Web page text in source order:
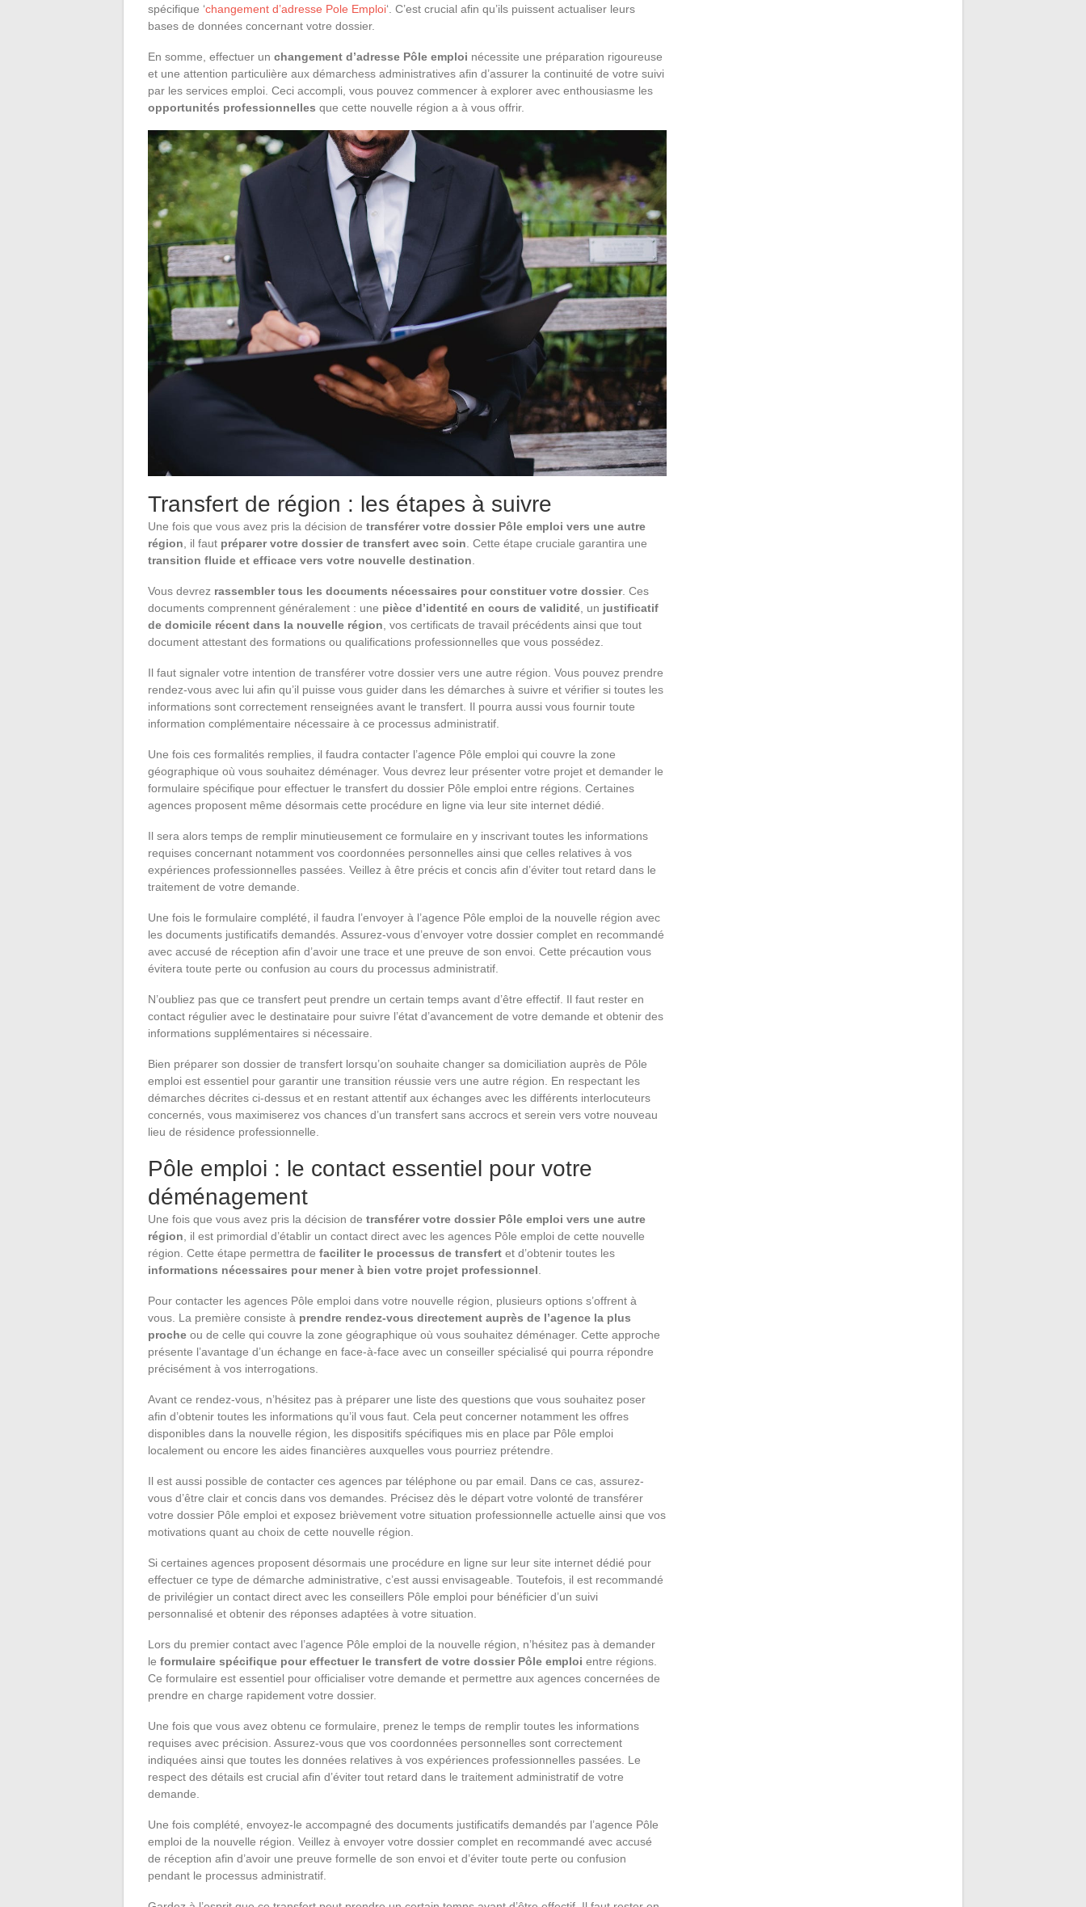
spécifique ‘changement d’adresse Pole Emploi‘. C’est crucial afin qu’ils puissent actualiser leurs
bases de données concernant votre dossier.
En somme, effectuer un changement d’adresse Pôle emploi nécessite une préparation rigoureuse
et une attention particulière aux démarchess administratives afin d’assurer la continuité de votre suivi
par les services emploi. Ceci accompli, vous pouvez commencer à explorer avec enthousiasme les
opportunités professionnelles que cette nouvelle région a à vous offrir.
Transfert de région : les étapes à suivre
Une fois que vous avez pris la décision de transférer votre dossier Pôle emploi vers une autre
région , il faut préparer votre dossier de transfert avec soin . Cette étape cruciale garantira une
transition fluide et efficace vers votre nouvelle destination
Vous devrez rassembler tous les documents nécessaires pour constituer votre dossier. Ces
documents comprennent généralement : une pièce d’identité en cours de validité , un justificatif
de domicile récent dans la nouvelle région , vos certificats de travail précédents ainsi que tout
document attestant des formations ou qualifications professionnelles que vous possédez.
Il faut signaler votre intention de transférer votre dossier vers une autre région. Vous pouvez prendre
rendez-vous avec lui afin qu’il puisse vous guider dans les démarches à suivre et vérifier si toutes les
informations sont correctement renseignées avant le transfert. Il pourra aussi vous fournir toute
information complémentaire nécessaire à ce processus administratif.
Une fois ces formalités remplies, il faudra contacter l’agence Pôle emploi qui couvre la zone
géographique où vous souhaitez déménager. Vous devrez leur présenter votre projet et demander le
formulaire spécifique pour effectuer le transfert du dossier Pôle emploi entre régions. Certaines
agences proposent même désormais cette procédure en ligne via leur site internet dédié.
Il sera alors temps de remplir minutieusement ce formulaire en y inscrivant toutes les informations
requises concernant notamment vos coordonnées personnelles ainsi que celles relatives à vos
expériences professionnelles passées. Veillez à être précis et concis afin d’éviter tout retard dans le
traitement de votre demande.
Une fois le formulaire complété, il faudra l’envoyer à l’agence Pôle emploi de la nouvelle région avec
les documents justificatifs demandés. Assurez-vous d’envoyer votre dossier complet en recommandé
avec accusé de réception afin d’avoir une trace et une preuve de son envoi. Cette précaution vous
évitera toute perte ou confusion au cours du processus administratif.
N’oubliez pas que ce transfert peut prendre un certain temps avant d’être effectif. Il faut rester en
contact régulier avec le destinataire pour suivre l’état d’avancement de votre demande et obtenir des
informations supplémentaires si nécessaire.
Bien préparer son dossier de transfert lorsqu’on souhaite changer sa domiciliation auprès de Pôle
emploi est essentiel pour garantir une transition réussie vers une autre région. En respectant les
démarches décrites ci-dessus et en restant attentif aux échanges avec les différents interlocuteurs
concernés, vous maximiserez vos chances d’un transfert sans accrocs et serein vers votre nouveau
lieu de résidence professionnelle.
Pôle emploi : le contact essentiel pour votre
déménagement
Une fois que vous avez pris la décision de transférer votre dossier Pôle emploi vers une autre
région , il est primordial d’établir un contact direct avec les agences Pôle emploi de cette nouvelle
région. Cette étape permettra de faciliter le processus de transfert et d’obtenir toutes les
informations nécessaires pour mener à bien votre projet professionnel
Pour contacter les agences Pôle emploi dans votre nouvelle région, plusieurs options s’offrent à
vous. La première consiste à prendre rendez-vous directement auprès de l’agence la plus
proche ou de celle qui couvre la zone géographique où vous souhaitez déménager. Cette approche
présente l’avantage d’un échange en face-à-face avec un conseiller spécialisé qui pourra répondre
précisément à vos interrogations.
Avant ce rendez-vous, n’hésitez pas à préparer une liste des questions que vous souhaitez poser
afin d’obtenir toutes les informations qu’il vous faut. Cela peut concerner notamment les offres
disponibles dans la nouvelle région, les dispositifs spécifiques mis en place par Pôle emploi
localement ou encore les aides financières auxquelles vous pourriez prétendre.
Il est aussi possible de contacter ces agences par téléphone ou par email. Dans ce cas, assurez-
vous d’être clair et concis dans vos demandes. Précisez dès le départ votre volonté de transférer
votre dossier Pôle emploi et exposez brièvement votre situation professionnelle actuelle ainsi que vos
motivations quant au choix de cette nouvelle région.
Si certaines agences proposent désormais une procédure en ligne sur leur site internet dédié pour
effectuer ce type de démarche administrative, c’est aussi envisageable. Toutefois, il est recommandé
de privilégier un contact direct avec les conseillers Pôle emploi pour bénéficier d’un suivi
personnalisé et obtenir des réponses adaptées à votre situation.
Lors du premier contact avec l’agence Pôle emploi de la nouvelle région, n’hésitez pas à demander
le formulaire spécifique pour effectuer le transfert de votre dossier Pôle emploi entre régions.
Ce formulaire est essentiel pour officialiser votre demande et permettre aux agences concernées de
prendre en charge rapidement votre dossier.
Une fois que vous avez obtenu ce formulaire, prenez le temps de remplir toutes les informations
requises avec précision. Assurez-vous que vos coordonnées personnelles sont correctement
indiquées ainsi que toutes les données relatives à vos expériences professionnelles passées. Le
respect des détails est crucial afin d’éviter tout retard dans le traitement administratif de votre
demande.
Une fois complété, envoyez-le accompagné des documents justificatifs demandés par l’agence Pôle
emploi de la nouvelle région. Veillez à envoyer votre dossier complet en recommandé avec accusé
de réception afin d’avoir une preuve formelle de son envoi et d’éviter toute perte ou confusion
pendant le processus administratif.